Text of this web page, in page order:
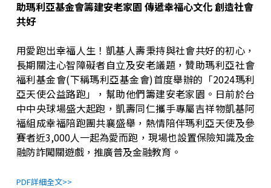
助瑪利亞基金會籌建安老家園 傳遞幸福心文化 創造社會
共好
用愛跑出幸福人生！凱基人壽秉持與社會共好的初心，
長期關注心智障礙者自立及安老議題，贊助瑪利亞社會
福利基金會(下稱瑪利亞基金會)首度舉辦的「2024瑪利
亞天使公益路跑」，幫助他們籌建安老家園。日前於台
中中央球場盛大起跑，凱壽同仁攜手專屬吉祥物凱基阿
福組成幸福陪跑團共襄盛舉，熱情陪伴瑪利亞天使及參
賽者近3,000人一起為愛而跑，現場也設置保險知識及金
融防詐闖關遊戲，推廣普及金融教育。
PDF詳細全文>>